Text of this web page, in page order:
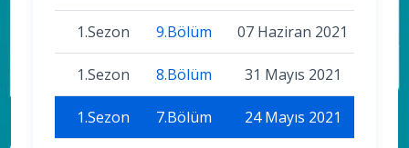
1.Sezon 9.Bölüm 07 Haziran 2021
1.Sezon 8.Bölüm 31 Mayıs 2021
1.Sezon 7.Bölüm 24 Mayıs 2021